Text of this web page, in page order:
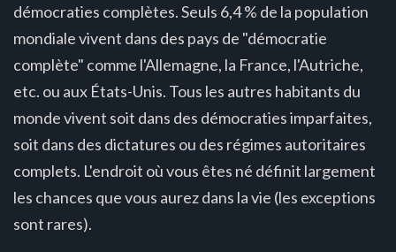
démocraties complètes. Seuls 6,4 % de la population
mondiale vivent dans des pays de "démocratie
complète" comme l'Allemagne, la France, l'Autriche,
etc. ou aux États-Unis. Tous les autres habitants du
monde vivent soit dans des démocraties imparfaites,
soit dans des dictatures ou des régimes autoritaires
complets. L'endroit où vous êtes né définit largement
les chances que vous aurez dans la vie (les exceptions
sont rares).